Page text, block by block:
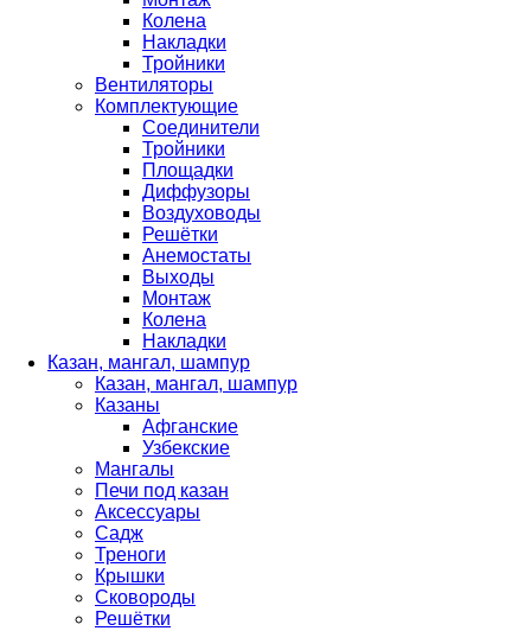
Колена
Накладки
Тройники
Вентиляторы
Комплектующие
Соединители
Тройники
Площадки
Диффузоры
Воздуховоды
Решётки
Анемостаты
Выходы
Монтаж
Колена
Накладки
Казан, мангал, шампур
Казан, мангал, шампур
Казаны
Афганские
Узбекские
Мангалы
Печи под казан
Аксессуары
Садж
Треноги
Крышки
Сковороды
Решётки